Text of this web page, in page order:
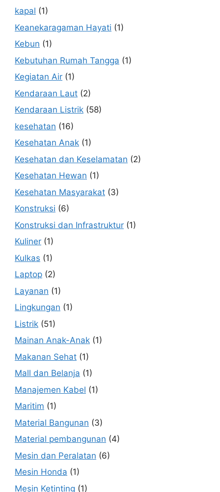
kapal (1)
Keanekaragaman Hayati (1)
Kebun (1)
Kebutuhan Rumah Tangga (1)
Kegiatan Air (1)
Kendaraan Laut (2)
Kendaraan Listrik (58)
kesehatan (16)
Kesehatan Anak (1)
Kesehatan dan Keselamatan (2)
Kesehatan Hewan (1)
Kesehatan Masyarakat (3)
Konstruksi (6)
Konstruksi dan Infrastruktur (1)
Kuliner (1)
Kulkas (1)
Laptop (2)
Layanan (1)
Lingkungan (1)
Listrik (51)
Mainan Anak-Anak (1)
Makanan Sehat (1)
Mall dan Belanja (1)
Manajemen Kabel (1)
Maritim (1)
Material Bangunan (3)
Material pembangunan (4)
Mesin dan Peralatan (6)
Mesin Honda (1)
Mesin Ketinting (1)